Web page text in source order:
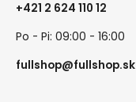
+421 2 624 110 12
Po - Pi: 09:00 - 16:00
fullshop@fullshop.sk